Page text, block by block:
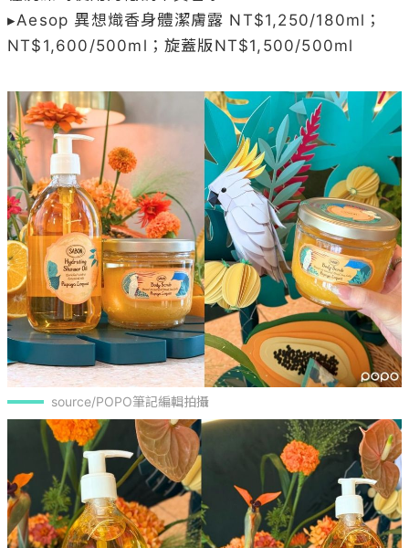
▸Aesop 異想熾香身體潔膚露 NT$1,250/180ml；
NT$1,600/500ml；旋蓋版NT$1,500/500ml
source/POPO筆記編輯拍攝